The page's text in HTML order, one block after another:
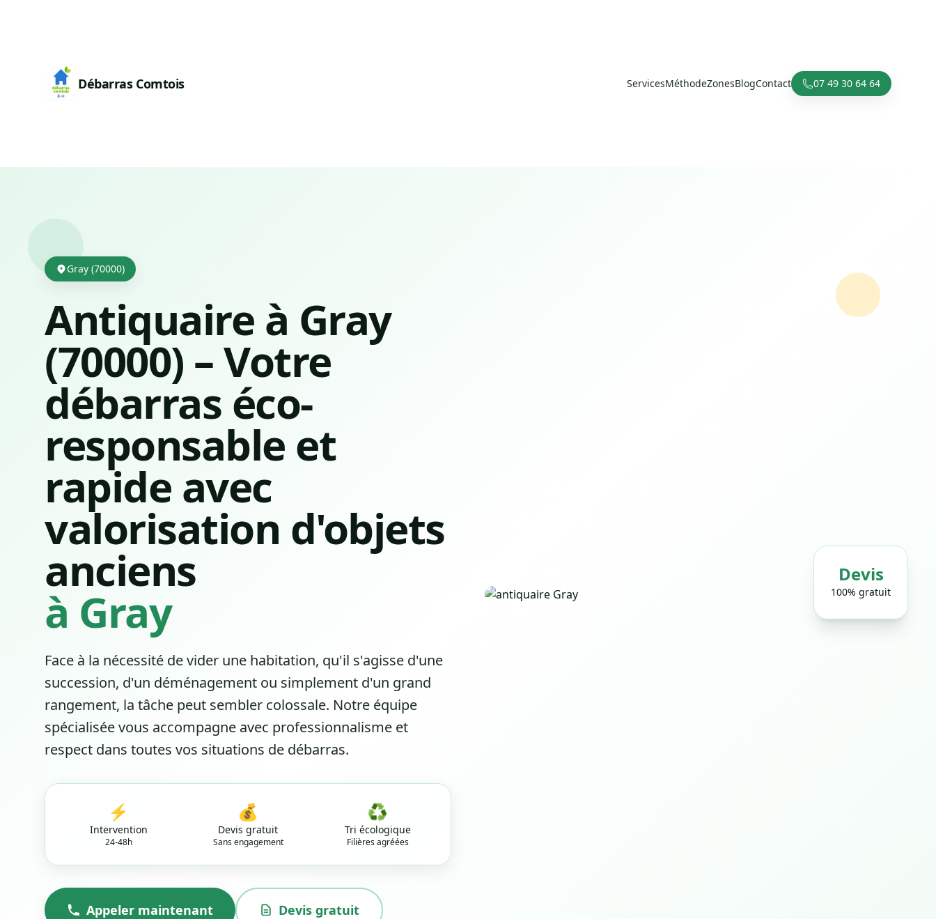
Débarras Comtois ServicesMéthodeZonesBlogContact 07 49 30 64 64
Gray (70000)
Antiquaire à Gray
(70000) – Votre
débarras éco-
responsable et
rapide avec
valorisation d'objets
anciens
à Gray
Face à la nécessité de vider une habitation, qu'il s'agisse d'une
succession, d'un déménagement ou simplement d'un grand
rangement, la tâche peut sembler colossale. Notre équipe
spécialisée vous accompagne avec professionnalisme et
respect dans toutes vos situations de débarras.
⚡
Intervention
24-48h
💰
Devis gratuit
Sans engagement
♻️
Tri écologique
Filières agréées
Appeler maintenant Devis gratuit
Devis
100% gratuit